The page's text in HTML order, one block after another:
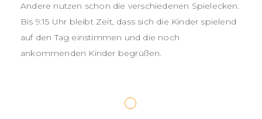
Andere nutzen schon die verschiedenen Spielecken.
Bis 9:15 Uhr bleibt Zeit, dass sich die Kinder spielend
auf den Tag einstimmen und die noch
ankommenden Kinder begrüßen.